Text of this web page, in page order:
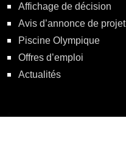
Affichage de décision
Avis d’annonce de projet
Piscine Olympique
Offres d’emploi
Actualités